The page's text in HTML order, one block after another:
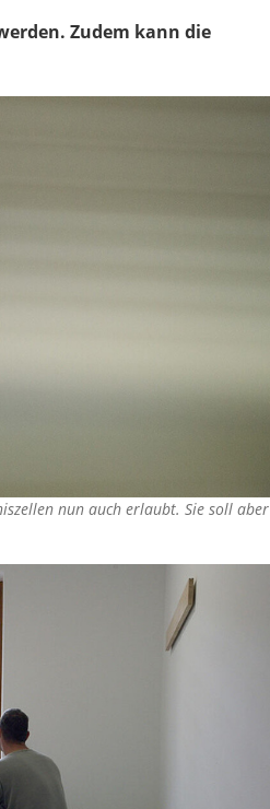
Zudem kann die
nun auch erlaubt. Sie soll aber